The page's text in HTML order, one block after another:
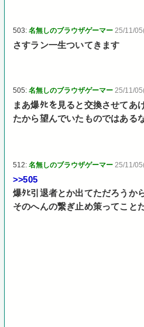
503:名無しのブラウザゲーマー 25/11/
さすラン一生ついてきます
505:名無しのブラウザゲーマー 25/11/
まあ爆ﾀﾋを見ると交換させて
たから望んでいたものではある
512:名無しのブラウザゲーマー 25/11/
>>505
爆ﾀﾋ引退者とか出てただろうか
そのへんの繋ぎ止め策ってこと